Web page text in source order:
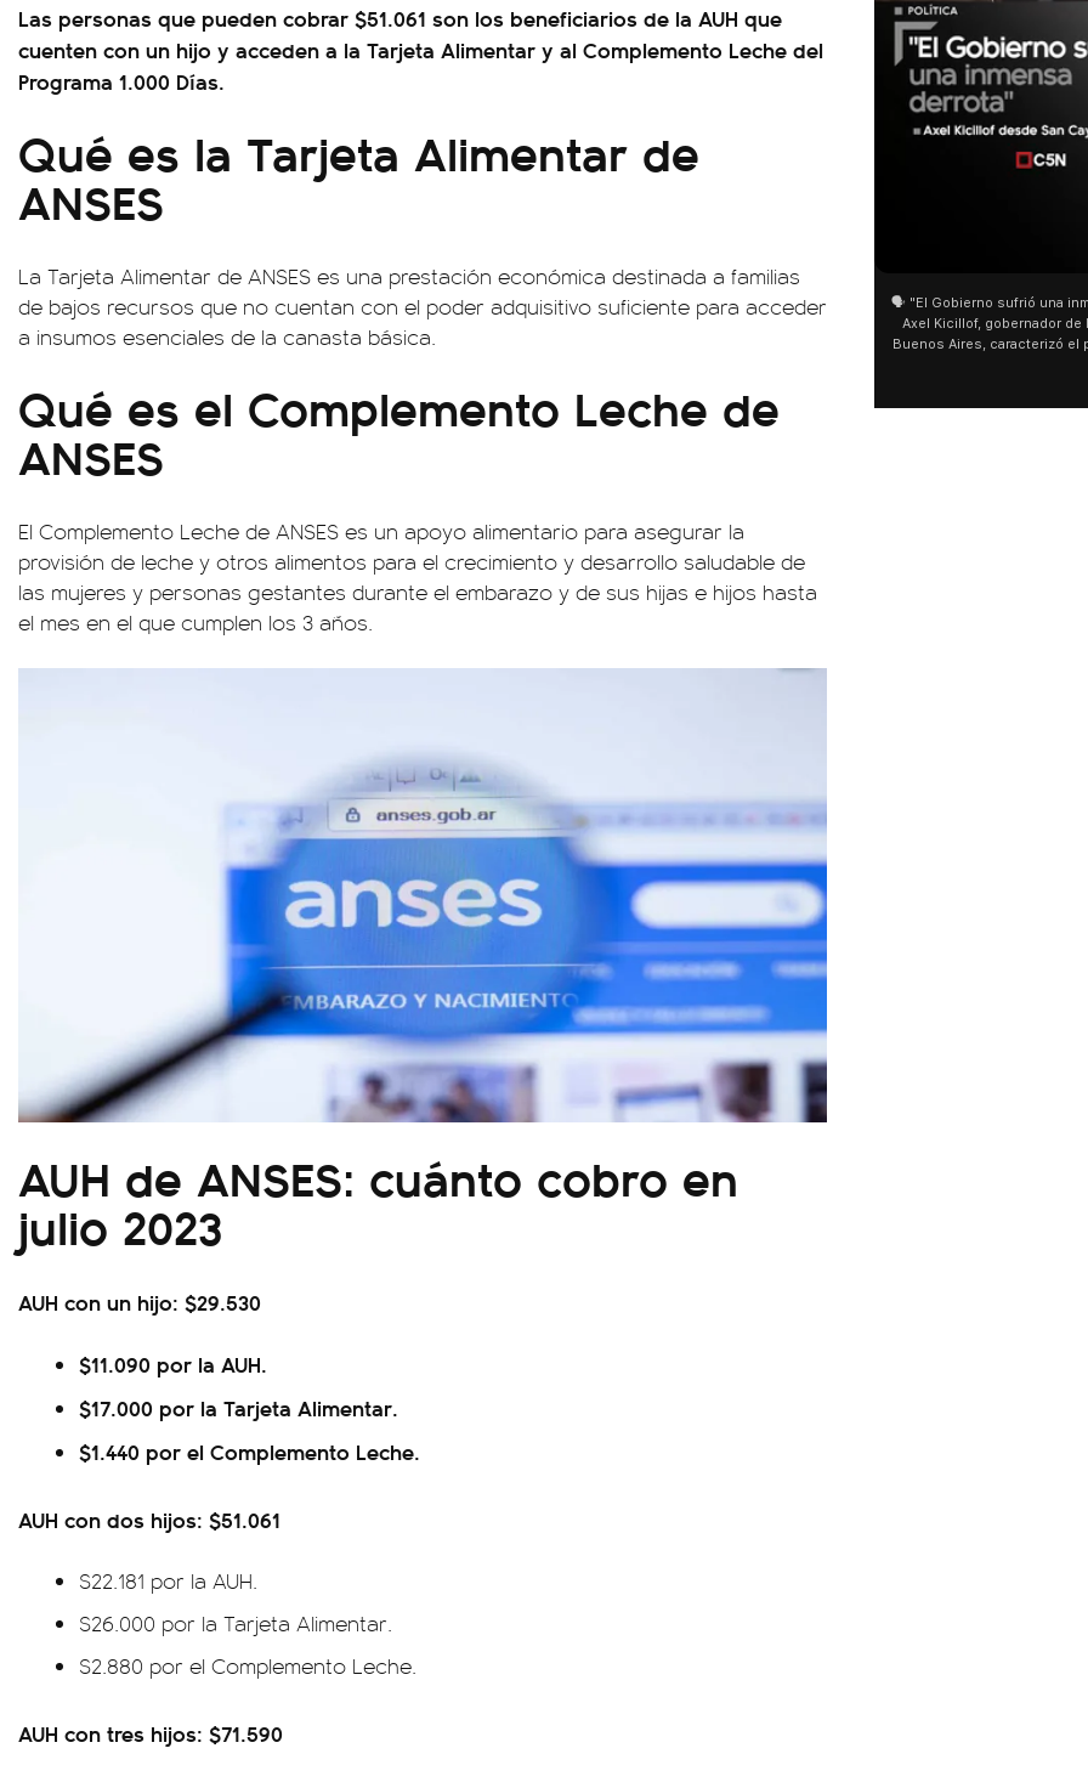
Las personas que pueden cobrar $51.061 son los beneficiarios de la AUH que
cuenten con un hijo y acceden a la Tarjeta Alimentar y al Complemento Leche del
Programa 1.000 Días.
Qué es la Tarjeta Alimentar de
ANSES
La Tarjeta Alimentar de ANSES es una prestación económica destinada a familias
de bajos recursos que no cuentan con el poder adquisitivo suficiente para acceder
a insumos esenciales de la canasta básica.
Qué es el Complemento Leche de
ANSES
El Complemento Leche de ANSES es un apoyo alimentario para asegurar la
provisión de leche y otros alimentos para el crecimiento y desarrollo saludable de
las mujeres y personas gestantes durante el embarazo y de sus hijas e hijos hasta
el mes en el que cumplen los 3 años.
AUH de ANSES: cuánto cobro en
julio 2023
AUH con un hijo: $29.530
$11.090 por la AUH.
$17.000 por la Tarjeta Alimentar.
$1.440 por el Complemento Leche.
AUH con dos hijos: $51.061
$22.181 por la AUH.
$26.000 por la Tarjeta Alimentar.
$2.880 por el Complemento Leche.
AUH con tres hijos: $71.590
🗣️ "El Gobierno sufrió una
Axel Kicillof, gobernador de
Buenos Aires, caracterizó el
como "una lista sábana con
y destacó "la movilización